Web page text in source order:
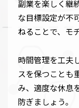
副業を楽しく継
な目標設定が不
ねることで、モ
時間管理を工夫
スを保つことも
み、適度な休息
防ぎましょう。